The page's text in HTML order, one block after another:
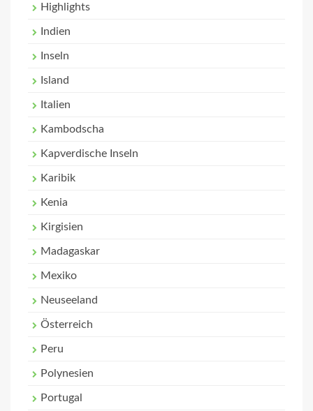
Highlights
Indien
Inseln
Island
Italien
Kambodscha
Kapverdische Inseln
Karibik
Kenia
Kirgisien
Madagaskar
Mexiko
Neuseeland
Österreich
Peru
Polynesien
Portugal